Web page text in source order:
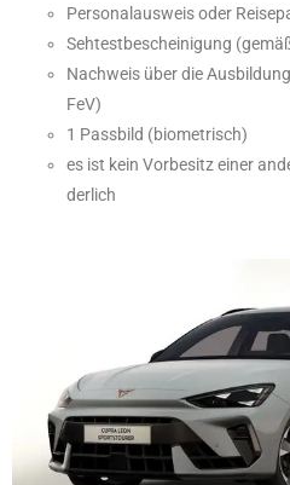
Perso­nal­aus­weis oder
Sehtest­be­schei­ni­gung
Nach­weis über die
FeV)
1 Pass­bild (biome­trisch)
es ist kein Vorbe­sitz einer
der­lich